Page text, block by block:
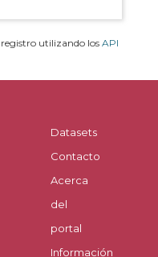
registro utilizando losAPI
Datasets
Contacto
Acerca
del
portal
Información